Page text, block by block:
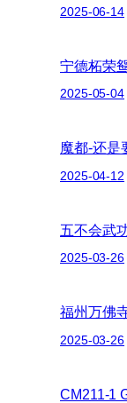
2025-06-14
宁德柘荣
2025-05-04
魔都-还是
2025-04-12
五不会武
2025-03-26
福州万佛
2025-03-26
CM211-1